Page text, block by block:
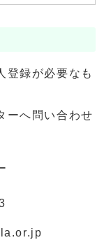
登録が必要なも
ーへ問い合わせ